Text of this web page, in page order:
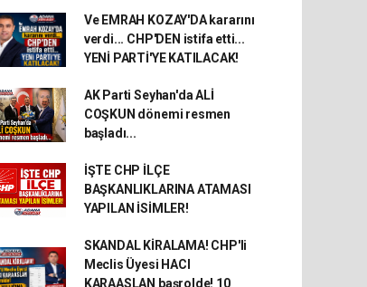
Ve EMRAH KOZAY'DA kararını
verdi... CHP'DEN istifa etti...
YENİ PARTİ'YE KATILACAK!
AK Parti Seyhan'da ALİ
COŞKUN dönemi resmen
başladı...
İŞTE CHP İLÇE
BAŞKANLIKLARINA ATAMASI
YAPILAN İSİMLER!
SKANDAL KİRALAMA! CHP'li
Meclis Üyesi HACI
KARAASLAN başrolde! 10